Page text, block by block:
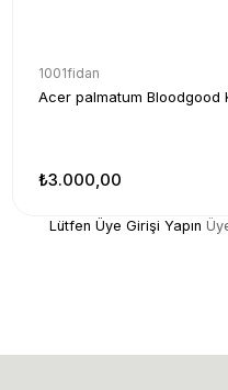
1001fidan
Acer palmatum Bloodgood
₺3.000,00
Lütfen Üye Girişi Yapın